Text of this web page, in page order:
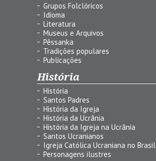
Grupos Folclóricos
Idioma
Literatura
Museus e Arquivos
Pêssanka
Tradições populares
Publicações
História
História
Santos Padres
História da Igreja
História da Ucrânia
História da Igreja na Ucrânia
Santos Ucranianos
Igreja Católica Ucraniana no Brasil
Personagens ilustres